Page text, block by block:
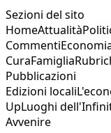
Sezioni del sito
HomeAttualità
Commenti
CuraFamiglia
Pubblicazioni
Edizioni locali
UpLuoghi
Avvenire